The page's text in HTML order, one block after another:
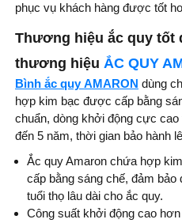
phục vụ khách hàng được tốt
Thương hiệu ắc quy tốt
thương hiệu ẮC QUY
Bình ắc quy AMARON dùng
hợp kim bạc được cấp bằng
chuẩn, dòng khởi động cực
đến 5 năm, thời gian bảo hành
Ắc quy Amaron chứa hợp
cấp bằng sáng chế, đảm bảo
tuổi thọ lâu dài cho ắc quy.
Công suất khởi động cao